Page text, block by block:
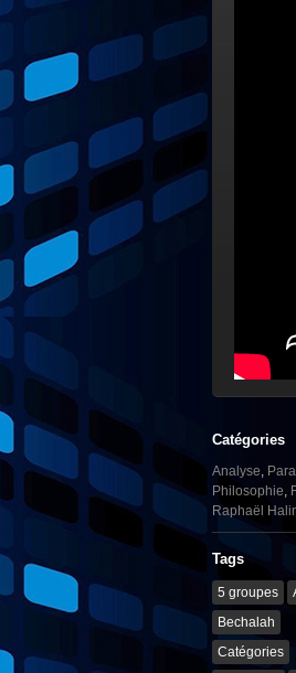
Catégories
Analyse,
Philosophie,
Raphaël
Tags
5 groupes
Bechalah
Catégories